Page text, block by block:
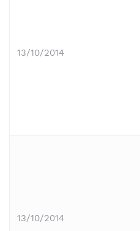
13/10/2014
13/10/2014